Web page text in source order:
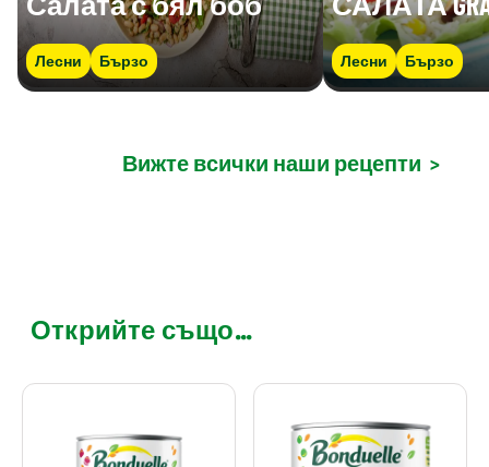
Лесни Бързо Лесни Бързо
Вижте всички наши рецепти >
Открийте също...